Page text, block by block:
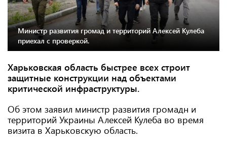
Министр развития громад и территорий Алексей Кулеба
приехал с проверкой.
Харьковская область быстрее всех строит
защитные конструкции над объектами
критической инфраструктуры.
Об этом заявил министр развития громадн и
территорий Украины Алексей Кулеба во время
визита в Харьковскую область.